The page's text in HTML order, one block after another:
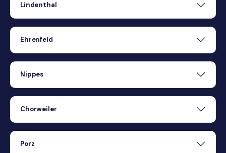
Lindenthal
Ehrenfeld
Nippes
Chorweiler
Porz